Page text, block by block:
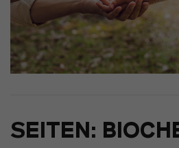
SEITEN: